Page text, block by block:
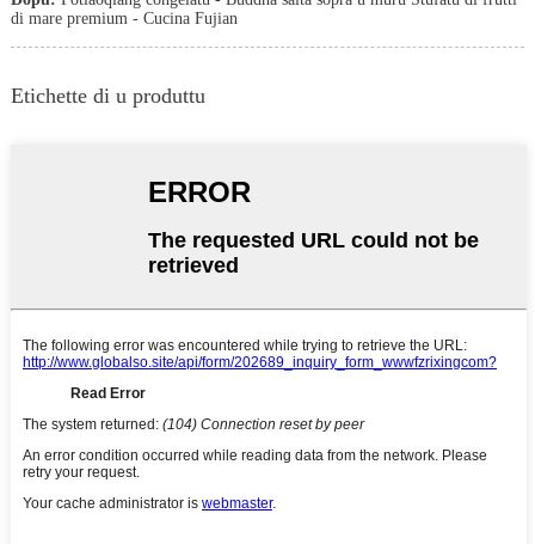
di mare premium - Cucina Fujian
Etichette di u produttu